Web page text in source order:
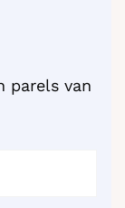
parels van